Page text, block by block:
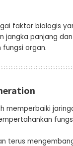
faktor biologis
jangka panjang
organ.
memperbaiki
terus